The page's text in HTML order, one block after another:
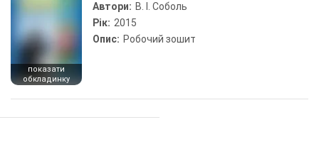
показати
обкладинку
Автори: В. І. Соболь
Рік: 2015
Опис: Робочий зошит